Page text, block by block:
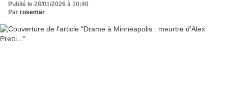
Publié le 28/01/2026 à 10:40
Par rosemar